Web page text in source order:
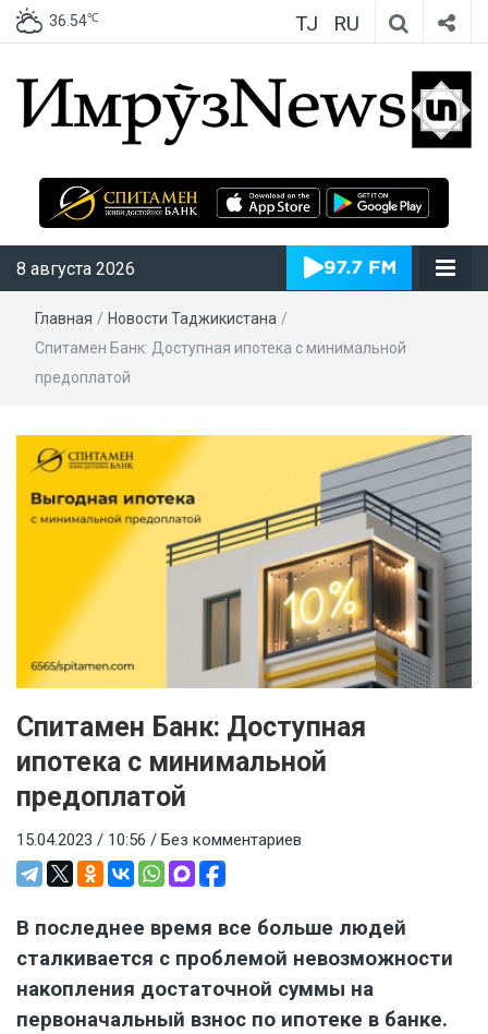
36.54℃ TJ RU
ИмрӯзNews
8 августа 2026
Главная / Новости Таджикистана /
Спитамен Банк: Доступная ипотека с минимальной
предоплатой
Спитамен Банк: Доступная
ипотека с минимальной
предоплатой
15.04.2023 / 10:56 / Без комментариев
В последнее время все больше людей
сталкивается с проблемой невозможности
накопления достаточной суммы на
первоначальный взнос по ипотеке в банке.